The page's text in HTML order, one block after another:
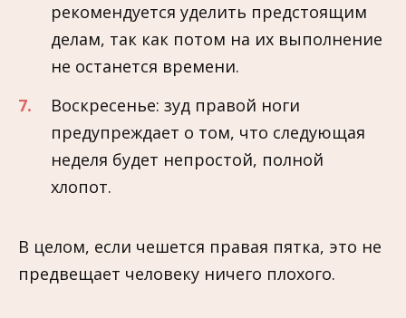
рекомендуется уделить предстоящим
делам, так как потом на их выполнение
не останется времени.
Воскресенье: зуд правой ноги
предупреждает о том, что следующая
неделя будет непростой, полной
хлопот.
В целом, если чешется правая пятка, это не
предвещает человеку ничего плохого.